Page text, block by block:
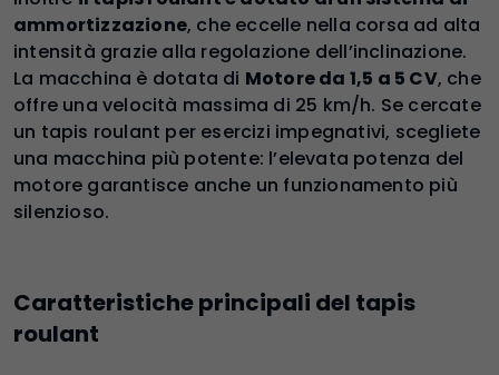
ammortizzazione, che eccelle nella corsa ad alta
intensità grazie alla regolazione dell’inclinazione.
La macchina è dotata di Motore da 1,5 a 5 CV, che
offre una velocità massima di 25 km/h. Se cercate
un tapis roulant per esercizi impegnativi, scegliete
una macchina più potente: l’elevata potenza del
motore garantisce anche un funzionamento più
silenzioso.
Caratteristiche principali del tapis
roulant